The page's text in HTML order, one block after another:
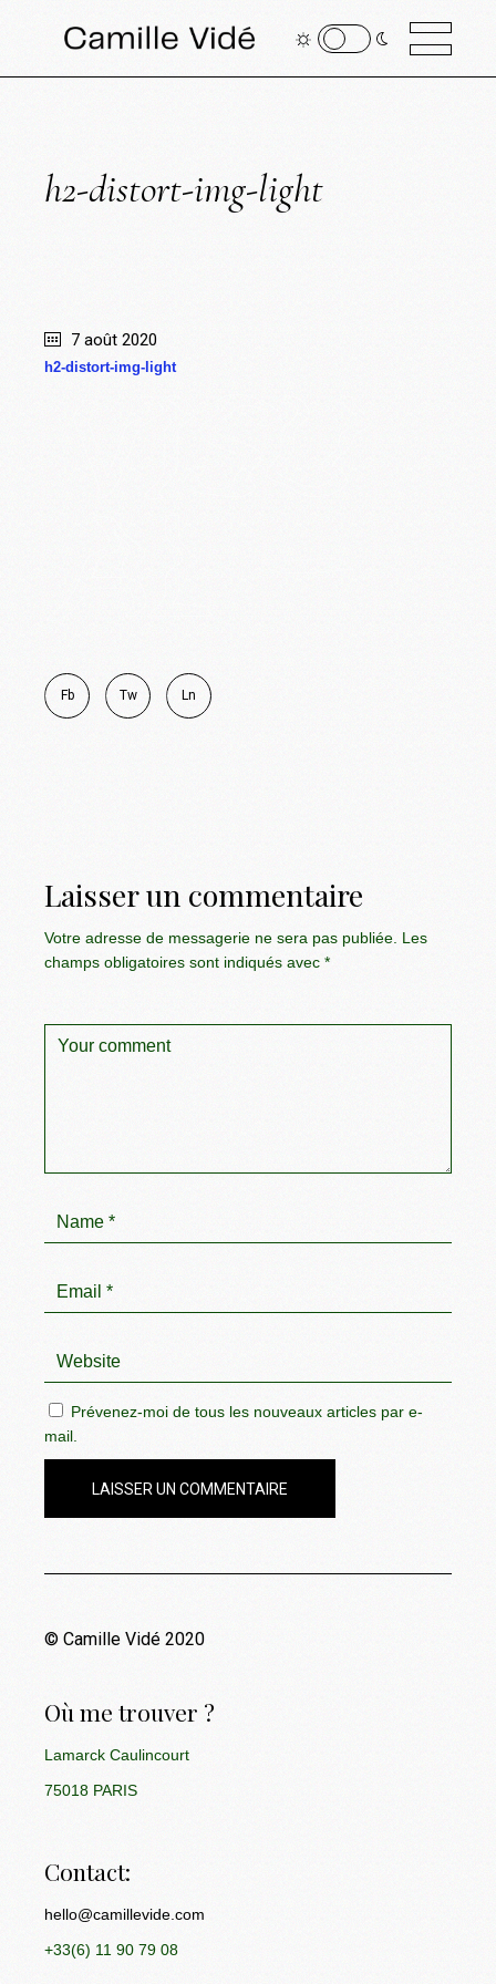
h2-distort-img-light
7 août 2020
h2-distort-img-light
Fb Tw Ln
Laisser un commentaire
Votre adresse de messagerie ne sera pas publiée. Les
champs obligatoires sont indiqués avec*
Prévenez-moi de tous les nouveaux articles par e-
mail.
LAISSER UN COMMENTAIRE
© Camille Vidé 2020
Où me trouver ?
Lamarck Caulincourt
75018 PARIS
Contact:
hello@camillevide.com
+33(6) 11 90 79 08